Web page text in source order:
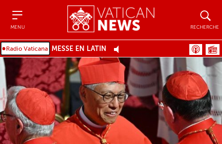
MENU RECHERCHE
MESSE EN LATIN